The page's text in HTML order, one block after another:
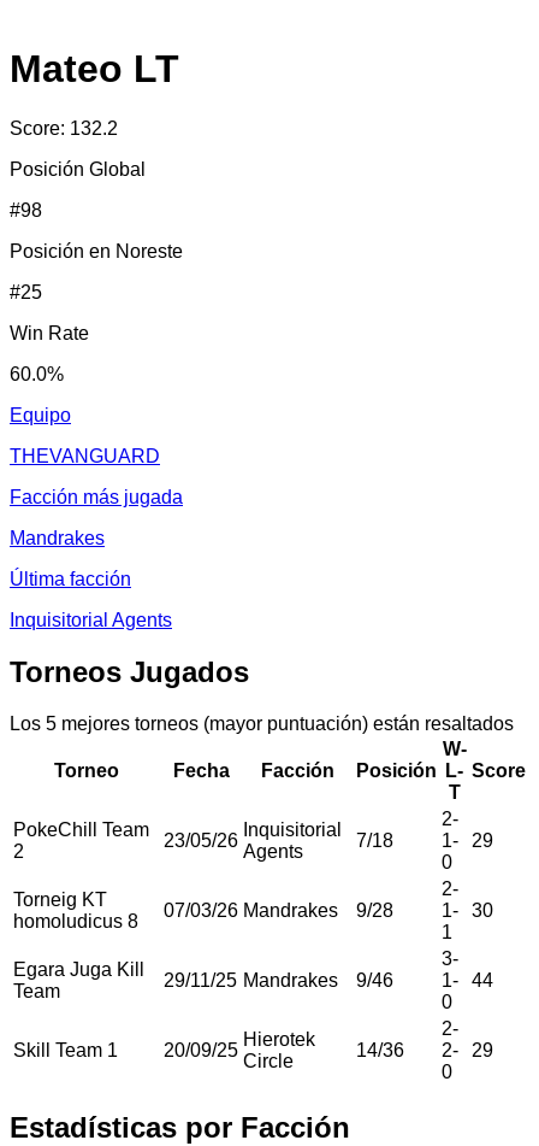
Mateo LT
Score: 132.2
Posición Global
#98
Posición en Noreste
#25
Win Rate
60.0%
Equipo
THEVANGUARD
Facción más jugada
Mandrakes
Última facción
Inquisitorial Agents
Torneos Jugados
Los 5 mejores torneos (mayor puntuación) están resaltados
Torneo Fecha Facción Posición
W-
L-
T
Score
PokeChill Team
2
23/05/26
Inquisitorial
Agents
7/18
2-
1-
0
29
Torneig KT
homoludicus 8
07/03/26 Mandrakes 9/28
2-
1-
1
30
Egara Juga Kill
Team
29/11/25 Mandrakes 9/46
3-
1-
0
44
Skill Team 1 20/09/25
Hierotek
Circle
14/36
2-
2-
0
29
Estadísticas por Facción